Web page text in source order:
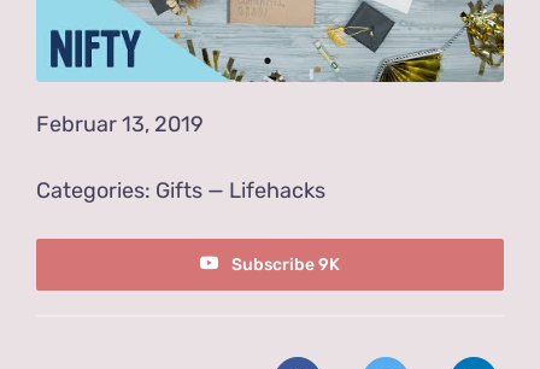
Anfahrt
Februar 13, 2019
Categories: Gifts— Lifehacks
Subscribe 9K